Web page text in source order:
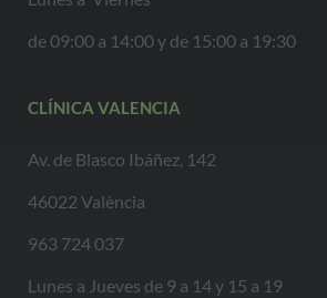
de 09:00 a 14:00 y de 15:00 a 19:30
CLÍNICA VALENCIA
Av. de Blasco Ibáñez, 142
46022 València
963 724 037
Lunes a Jueves de 9 a 14 y 15 a 19